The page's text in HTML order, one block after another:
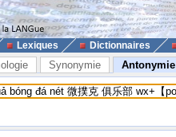
Lexiques Dictionnaires
Synonymie Antonymie